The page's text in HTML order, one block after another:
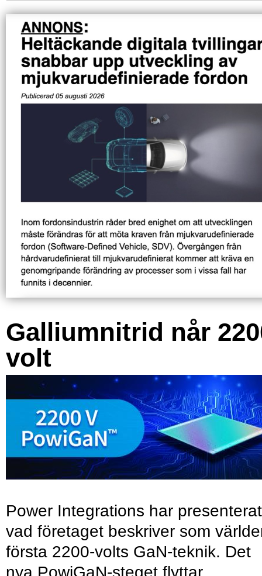
Galliumnitrid når
volt
Power Integrations har presenterat
vad företaget beskriver som
första 2200-volts GaN-teknik. Det